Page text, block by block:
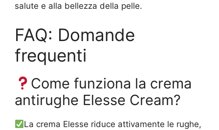
salute e alla bellezza della pelle.
FAQ: Domande
frequenti
Come funziona la crema
antirughe Elesse Cream?
La crema Elesse riduce attivamente le rughe,